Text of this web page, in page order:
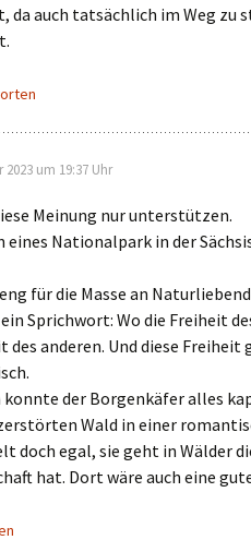
da auch tatsächlich im Weg zu
2023 um 19:37 Uhr
Meinung nur unterstützen.
eines Nationalpark in der
für die Masse an
Sprichwort: Wo die Freiheit
des anderen. Und diese
konnte der Borgenkäfer alles
Wald in einer
doch egal, sie geht in Wälder
hat. Dort wäre auch eine